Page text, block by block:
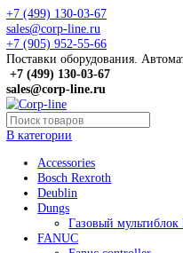
+7 (499) 130-03-67
sales@corp-line.ru
+7 (905) 952-55-66
Поставки оборудования.
+7 (499)130-03-67
sales@corp-line.ru
Accessories
Bosch Rexroth
Deublin
Dungs